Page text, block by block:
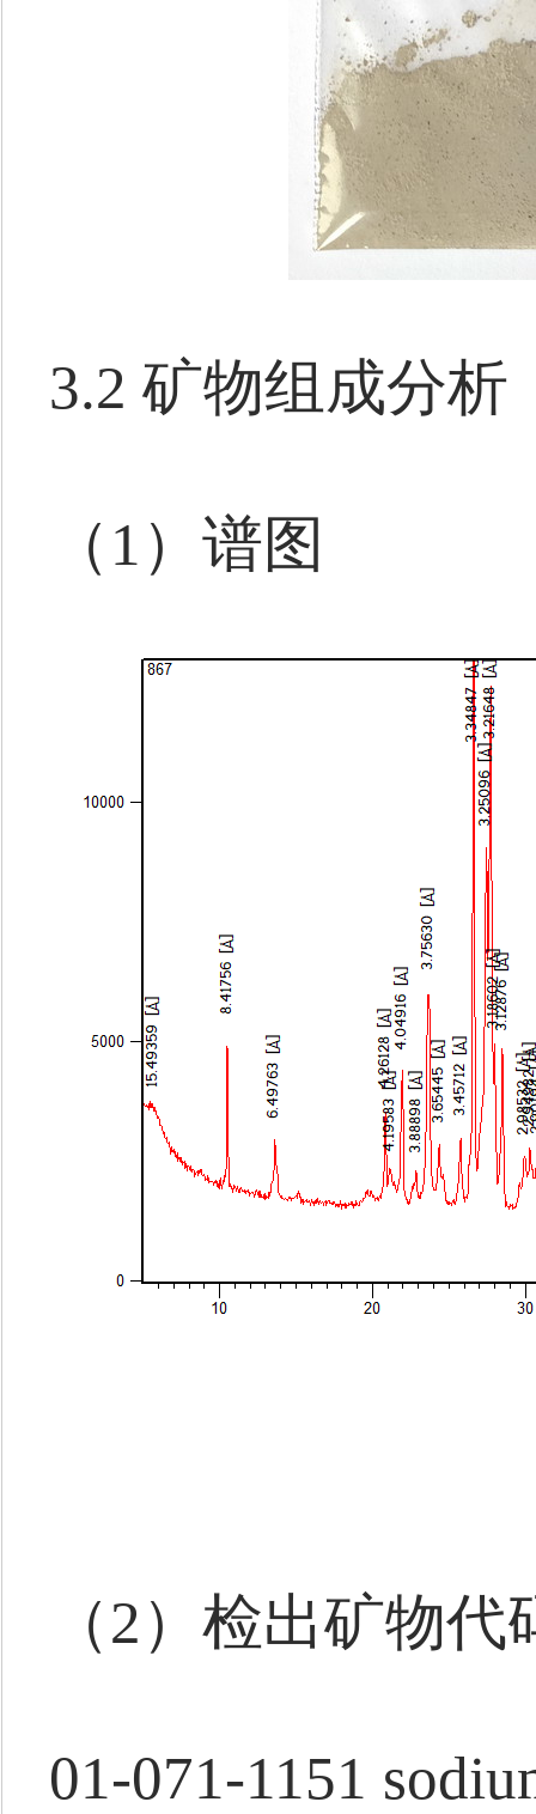
3.2 矿物组成分析
（1）谱图
（2）检出矿物
01-071-1151